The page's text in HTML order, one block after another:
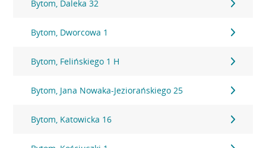
Bytom, Daleka 32
Bytom, Dworcowa 1
Bytom, Felińskiego 1 H
Bytom, Jana Nowaka-Jeziorańskiego 25
Bytom, Katowicka 16